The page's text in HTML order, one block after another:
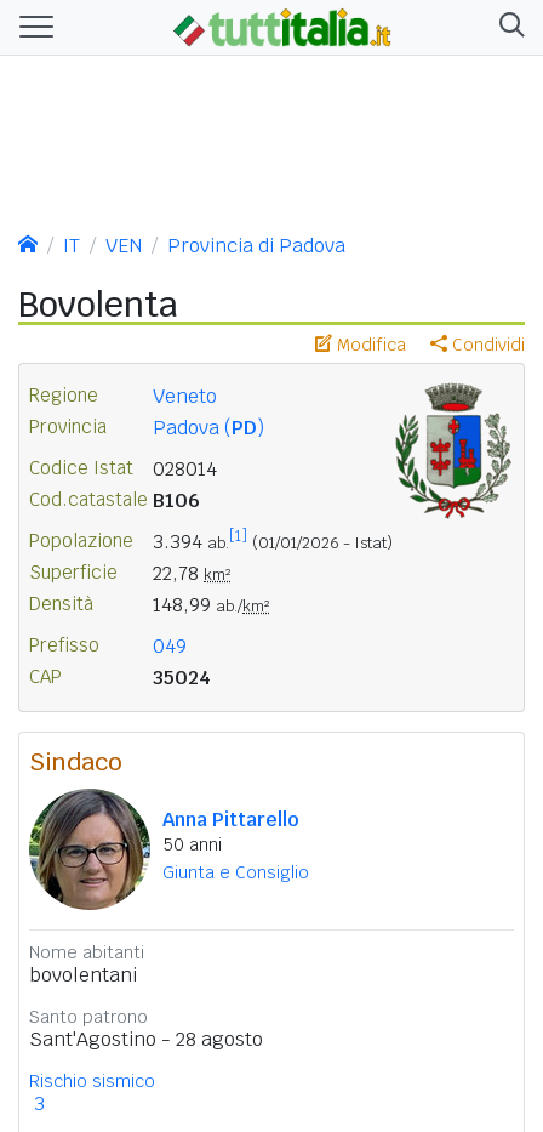
IT VEN Provincia di Padova
Bovolenta
Modifica Condividi
Regione Veneto
Provincia Padova (PD)
Codice Istat 028014
Cod.catastale B106
Popolazione 3.394 ab. [1] (01/01/2026 - Istat)
Superficie 22,78 km²
Densità 148,99 ab./km²
Prefisso 049
CAP 35024
Sindaco
Anna Pittarello
50 anni
Giunta e Consiglio
Nome abitanti
bovolentani
Santo patrono
Sant'Agostino - 28 agosto
Rischio sismico
3